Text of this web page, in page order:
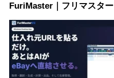
FuriMaster｜フリマスター